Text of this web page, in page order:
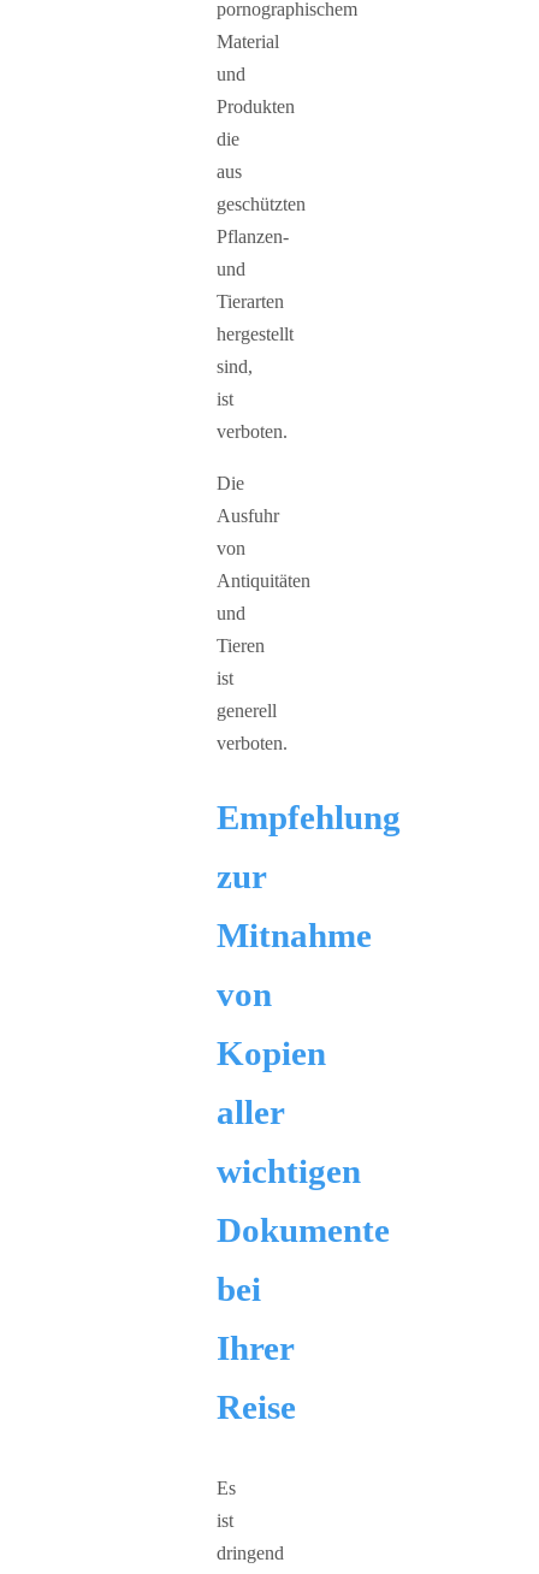
pornographischem
Material
und
Produkten
die
aus
geschützten
Pflanzen-
und
Tierarten
hergestellt
sind,
ist
verboten.
Die
Ausfuhr
von
Antiquitäten
und
Tieren
ist
generell
verboten.
Empfehlung
zur
Mitnahme
von
Kopien
aller
wichtigen
Dokumente
bei
Ihrer
Reise
Es
ist
dringend